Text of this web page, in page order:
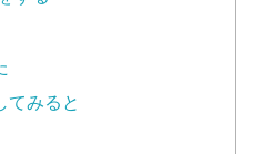
てみると